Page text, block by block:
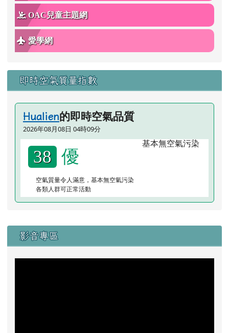
OAC兒童主題網
愛學網
即時空氣質量指數
Hualien的即時空氣品質
2026年08月08日 04時09分
38 優
空氣質量令人滿意，基本無空氣污染
各類人群可正常活動
右邊區域內容
影音專區